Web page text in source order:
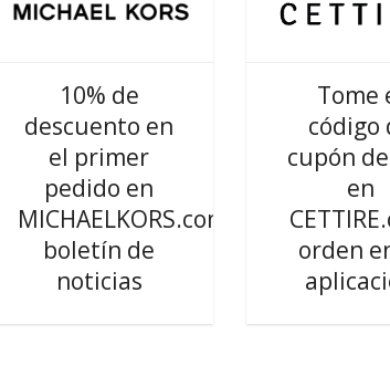
10% de
descuento en
el primer
pedido en
MICHAELKORS.com
boletín de
noticias
Tome
código
cupón
en
orden